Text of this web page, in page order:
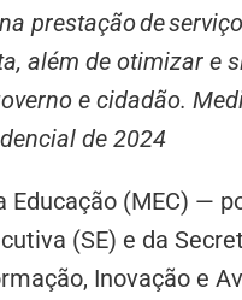
prestação de
além de otimizar e
e cidadão.
de 2024
Educação (MEC) —
(SE) e da
Inovação e